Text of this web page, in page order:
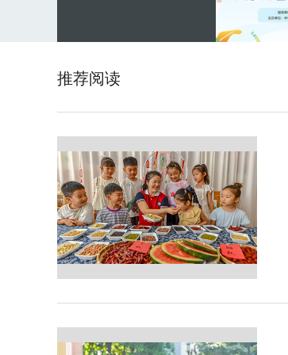
推荐阅读